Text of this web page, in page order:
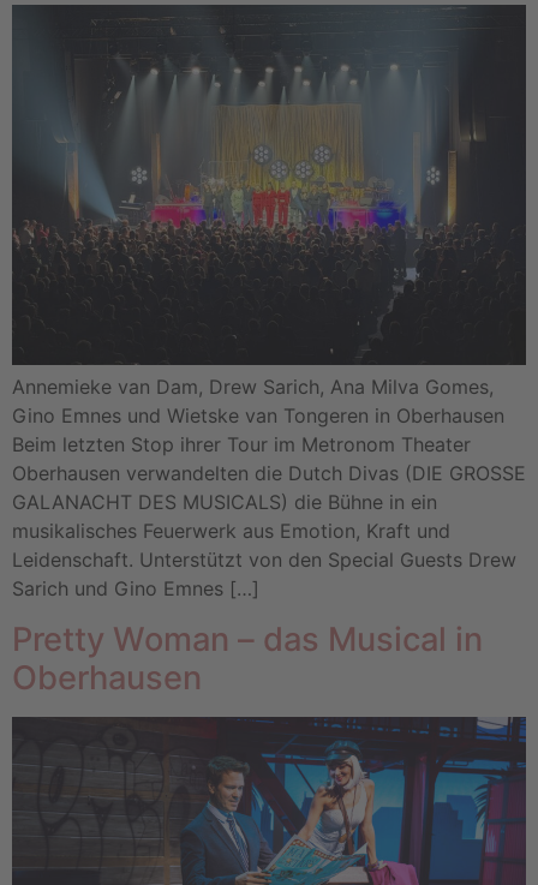
Annemieke van Dam, Drew Sarich, Ana Milva Gomes,
Gino Emnes und Wietske van Tongeren in Oberhausen
Beim letzten Stop ihrer Tour im Metronom Theater
Oberhausen verwandelten die Dutch Divas (DIE GROSSE
GALANACHT DES MUSICALS) die Bühne in ein
musikalisches Feuerwerk aus Emotion, Kraft und
Leidenschaft. Unterstützt von den Special Guests Drew
Sarich und Gino Emnes […]
Pretty Woman – das Musical in
Oberhausen